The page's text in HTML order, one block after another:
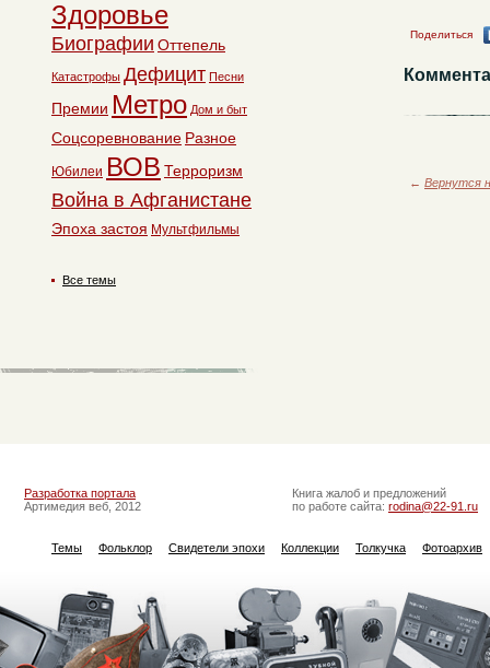
Поделиться
← Вернутся
Здоровье
Биографии Оттепель
Катастрофы Дефицит Песни
Премии Метро Дом и быт
Соцсоревнование Разное
Юбилеи ВОВ Терроризм
Война в Афганистане
Эпоха застоя Мультфильмы
Все темы
Разработка портала
Артимедия веб, 2012
Книга жалоб и предложений
по работе сайта: rodina@22-91.ru
Темы Фольклор Свидетели эпохи Коллекции Толкучка Фотоархив